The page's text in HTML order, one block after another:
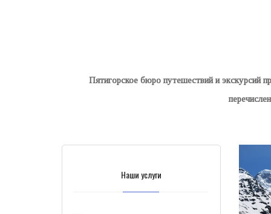
Пятигорское бюро путешествий и экскурсий
Наши услуги